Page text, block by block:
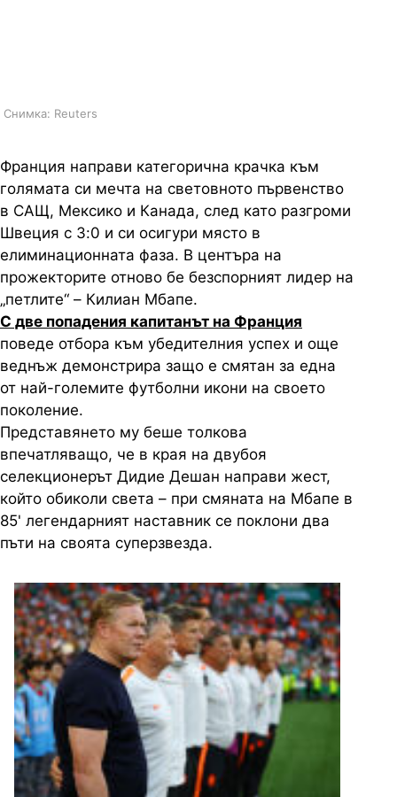
Снимка: Reuters
Франция направи категорична крачка към
голямата си мечта на световното първенство
в САЩ, Мексико и Канада, след като разгроми
Швеция с 3:0 и си осигури място в
елиминационната фаза. В центъра на
прожекторите отново бе безспорният лидер на
„петлите“ – Килиан Мбапе.
С две попадения капитанът на Франция
поведе отбора към убедителния успех и още
веднъж демонстрира защо е смятан за една
от най-големите футболни икони на своето
поколение.
Представянето му беше толкова
впечатляващо, че в края на двубоя
селекционерът Дидие Дешан направи жест,
който обиколи света – при смяната на Мбапе в
85' легендарният наставник се поклони два
пъти на своята суперзвезда.